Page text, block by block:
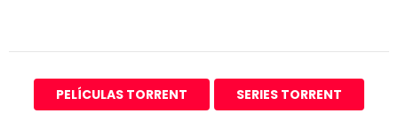
PELÍCULAS TORRENT SERIES TORRENT